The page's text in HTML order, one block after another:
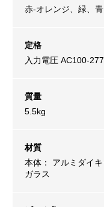
赤-オレンジ、緑、
定格
入力電圧 AC100-
質量
5.5kg
材質
本体： アルミダイ
ガラス